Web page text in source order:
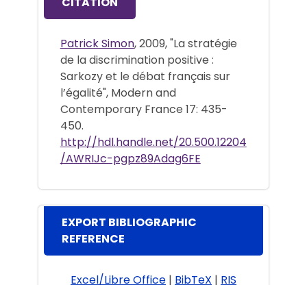
Patrick Simon, 2009, "La stratégie
de la discrimination positive :
Sarkozy et le débat français sur
l’égalité", Modern and
Contemporary France 17: 435-
450.
http://hdl.handle.net/20.500.12204
/AWRIJc-pgpz89Adag6FE
EXPORT BIBLIOGRAPHIC
REFERENCE
Excel/Libre Office | BibTeX | RIS